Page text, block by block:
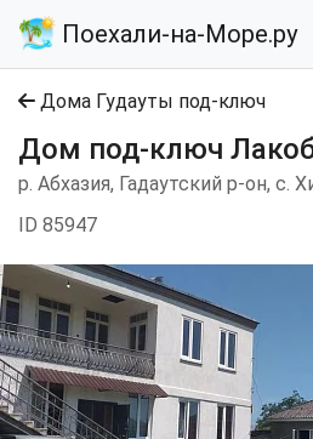
Поехали-на-Море.ру
Дома Гудауты под-ключ
Дом под-ключ
р. Абхазия, Гадаутский р-он, с.
ID 85947